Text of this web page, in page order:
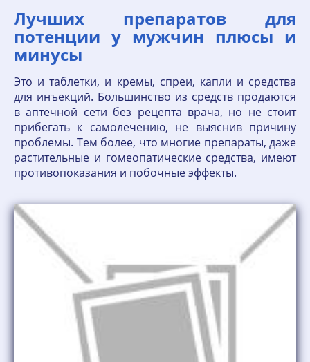
Лучших препаратов для
потенции у мужчин плюсы и
минусы
Это и таблетки, и кремы, спреи, капли и средства
для инъекций. Большинство из средств продаются
в аптечной сети без рецепта врача, но не стоит
прибегать к самолечению, не выяснив причину
проблемы. Тем более, что многие препараты, даже
растительные и гомеопатические средства, имеют
противопоказания и побочные эффекты.